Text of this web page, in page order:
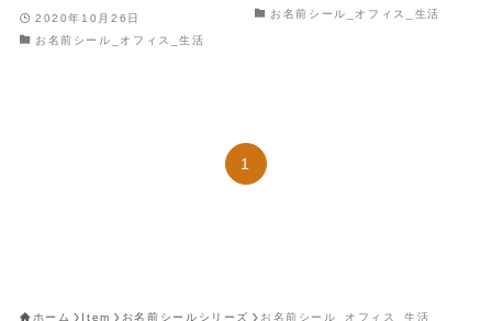
2020年10月26日
お名前シール_オフィス_生活
お名前シール_オフィス_生活
1
ホーム Item お名前シールシリーズ お名前シール_オフィス_生活